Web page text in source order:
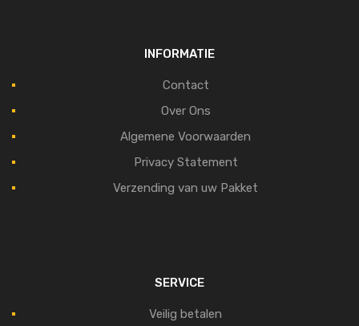
INFORMATIE
Contact
Over Ons
Algemene Voorwaarden
Privacy Statement
Verzending van uw Pakket
SERVICE
Veilig betalen